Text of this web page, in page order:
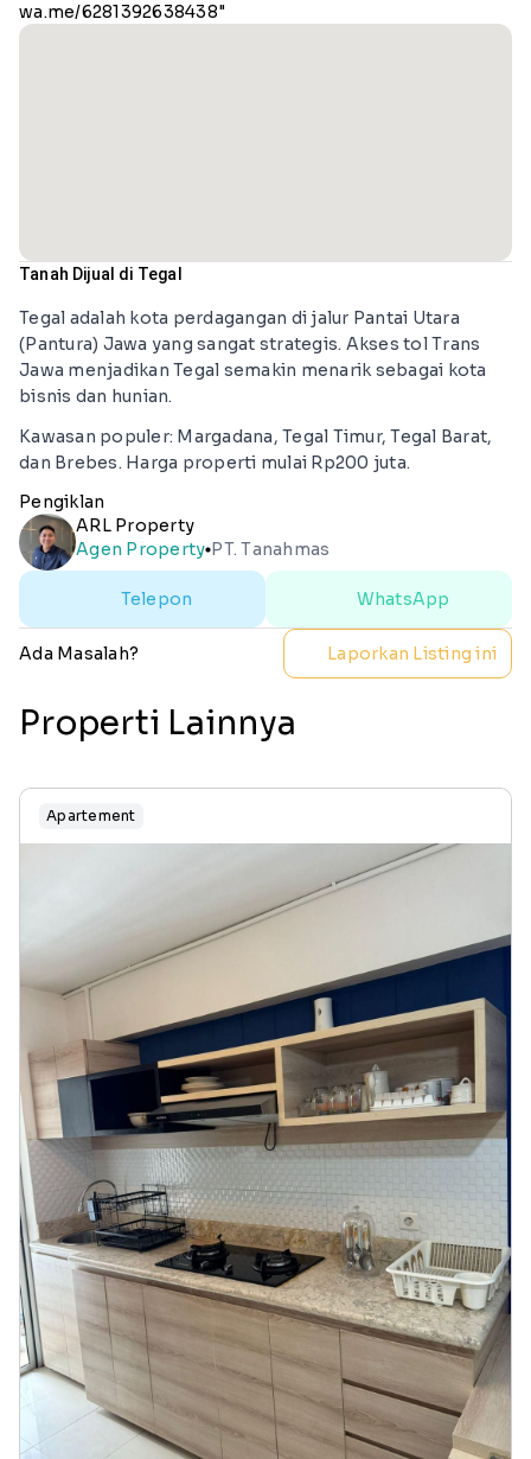
Tanah Dijual di Tegal
Tegal adalah kota perdagangan di jalur Pantai Utara
(Pantura) Jawa yang sangat strategis. Akses tol Trans
Jawa menjadikan Tegal semakin menarik sebagai kota
bisnis dan hunian.
Kawasan populer: Margadana, Tegal Timur, Tegal Barat,
dan Brebes. Harga properti mulai Rp200 juta.
Pengiklan
ARL Property
Agen Propertylens PT. Tanahmas
Telepon WhatsApp
Ada Masalah? Laporkan Listing ini
Properti Lainnya
Apartement